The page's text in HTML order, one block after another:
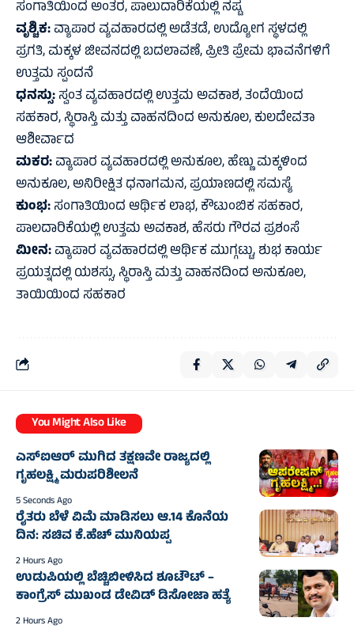
ಸಂಗಾತಿಯಿಂದ ಅಂತರ, ಪಾಲುದಾರಿಕೆಯಲ್ಲಿ ನಷ್ಟ
ವೃಶ್ಚಿಕ:ವ್ಯಾಪಾರ ವ್ಯವಹಾರದಲ್ಲಿ ಅಡೆತಡೆ, ಉದ್ಯೋಗ ಸ್ಥಳದಲ್ಲಿ
ಪ್ರಗತಿ, ಮಕ್ಕಳ ಜೀವನದಲ್ಲಿ ಬದಲಾವಣೆ, ಪ್ರೀತಿ ಪ್ರೇಮ ಭಾವನೆಗಳಿಗೆ
ಉತ್ತಮ ಸ್ಪಂದನೆ
ಧನಸ್ಸು:ಸ್ವಂತ ವ್ಯವಹಾರದಲ್ಲಿ ಉತ್ತಮ ಅವಕಾಶ, ತಂದೆಯಿಂದ
ಸಹಕಾರ, ಸ್ಥಿರಾಸ್ತಿ ಮತ್ತು ವಾಹನದಿಂದ ಅನುಕೂಲ, ಕುಲದೇವತಾ
ಆಶೀರ್ವಾದ
ಮಕರ:ವ್ಯಾಪಾರ ವ್ಯವಹಾರದಲ್ಲಿ ಅನುಕೂಲ, ಹೆಣ್ಣು ಮಕ್ಕಳಿಂದ
ಅನುಕೂಲ, ಅನಿರೀಕ್ಷಿತ ಧನಾಗಮನ, ಪ್ರಯಾಣದಲ್ಲಿ ಸಮಸ್ಯೆ
ಕುಂಭ:ಸಂಗಾತಿಯಿಂದ ಆರ್ಥಿಕ ಲಾಭ, ಕೌಟುಂಬಿಕ ಸಹಕಾರ,
ಪಾಲದಾರಿಕೆಯಲ್ಲಿ ಉತ್ತಮ ಅವಕಾಶ, ಹೆಸರು ಗೌರವ ಪ್ರಶಂಸೆ
ಮೀನ:ವ್ಯಾಪಾರ ವ್ಯವಹಾರದಲ್ಲಿ ಆರ್ಥಿಕ ಮುಗ್ಗಟ್ಟು, ಶುಭ ಕಾರ್ಯ
ಪ್ರಯತ್ನದಲ್ಲಿ ಯಶಸ್ಸು, ಸ್ಥಿರಾಸ್ತಿ ಮತ್ತು ವಾಹನದಿಂದ ಅನುಕೂಲ,
ತಾಯಿಯಿಂದ ಸಹಕಾರ
You Might Also Like
ಎಸ್‌ಐಆರ್ ಮುಗಿದ ತಕ್ಷಣವೇ ರಾಜ್ಯದಲ್ಲಿ
ಗೃಹಲಕ್ಷ್ಮಿ ಮರುಪರಿಶೀಲನೆ
5 Seconds Ago
ರೈತರು ಬೆಳೆ ವಿಮೆ ಮಾಡಿಸಲು ಆ.14 ಕೊನೆಯ
ದಿನ: ಸಚಿವ ಕೆ.ಹೆಚ್ ಮುನಿಯಪ್ಪ
2 Hours Ago
ಉಡುಪಿಯಲ್ಲಿ ಬೆಚ್ಚಿಬೀಳಿಸಿದ ಶೂಟೌಟ್ –
ಕಾಂಗ್ರೆಸ್ ಮುಖಂಡ ಡೇವಿಡ್ ಡಿಸೋಜಾ ಹತ್ಯೆ
2 Hours Ago